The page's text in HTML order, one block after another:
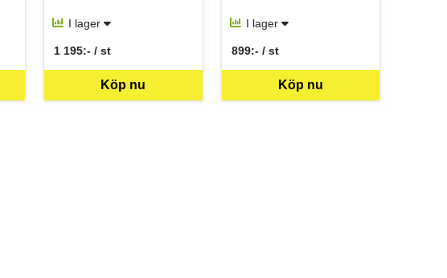
I lager
Köp nu
1 195:- / st
SEK per ST
I lager
Köp nu
899:- / st
SEK per ST